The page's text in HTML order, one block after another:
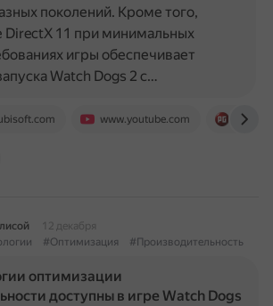
www.youtube.com
поколений. Кроме того,
DirectX 11 при минимальных
игры обеспечивает
Watch Dogs 2 с…
12 декабря
#Оптимизация #Производительность
оптимизации
доступны в игре Watch Dogs